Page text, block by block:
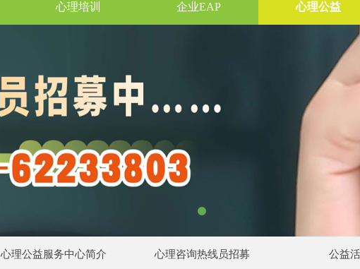
心理培训 企业EAP 心理公益
心理公益服务中心简介 心理咨询热线员招募 公益